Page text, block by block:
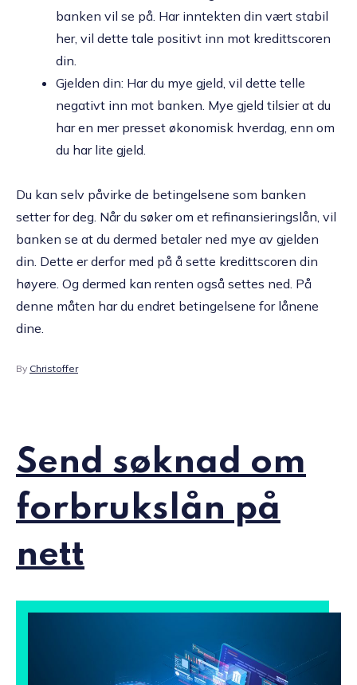
banken vil se på. Har inntekten din vært stabil
her, vil dette tale positivt inn mot kredittscoren
din.
Gjelden din: Har du mye gjeld, vil dette telle
negativt inn mot banken. Mye gjeld tilsier at du
har en mer presset økonomisk hverdag, enn om
du har lite gjeld.
Du kan selv påvirke de betingelsene som banken
setter for deg. Når du søker om et refinansieringslån, vil
banken se at du dermed betaler ned mye av gjelden
din. Dette er derfor med på å sette kredittscoren din
høyere. Og dermed kan renten også settes ned. På
denne måten har du endret betingelsene for lånene
dine.
By Christoffer
Send søknad om
forbrukslån på
nett